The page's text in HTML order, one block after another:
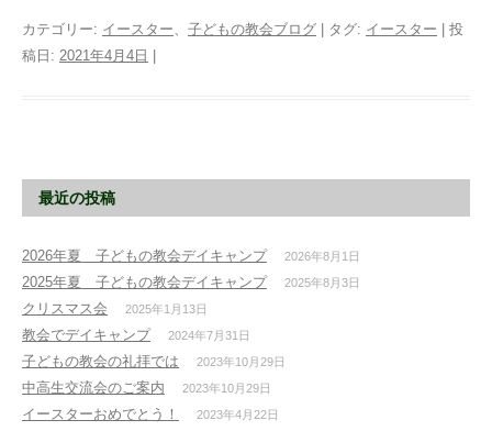
カテゴリー: イースター、 子どもの教会ブログ | タグ: イースター | 投
稿日: 2021年4月4日
最近の投稿
2026年夏 子どもの教会デイキャンプ 2026年8月1日
2025年夏 子どもの教会デイキャンプ 2025年8月3日
クリスマス会 2025年1月13日
教会でデイキャンプ 2024年7月31日
子どもの教会の礼拝では 2023年10月29日
中高生交流会のご案内 2023年10月29日
イースターおめでとう！ 2023年4月22日